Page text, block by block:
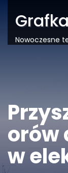
Nowoczesne
orów
w